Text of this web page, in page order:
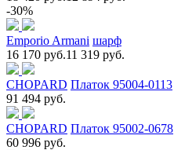
-30%
Emporio Armani шарф
16 170 руб.11 319 руб.
CHOPARD Платок 95004-0113
91 494 руб.
CHOPARD Платок 95002-0678
60 996 руб.